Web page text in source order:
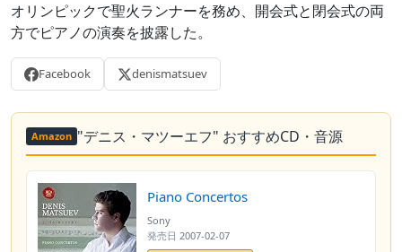
オリンピックで聖火ランナーを務め、開会式と閉会式の両
方でピアノの演奏を披露した。
Facebook denismatsuev
Amazon "デニス・マツーエフ" おすすめCD・音源
Piano Concertos
Sony
発売日 2007-02-07